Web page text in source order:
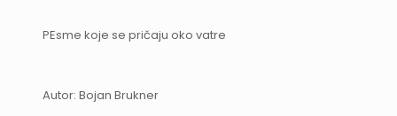
je
PEsme koje se pričaju oko vatre
Autor: Bojan Brukner